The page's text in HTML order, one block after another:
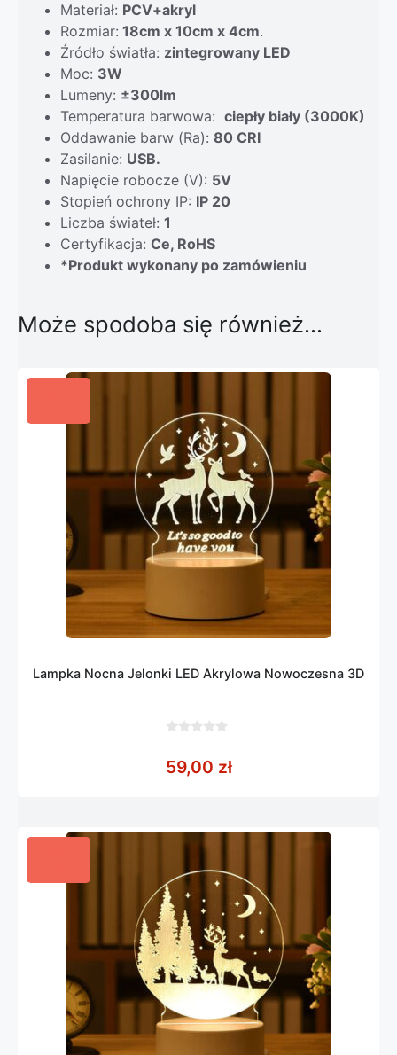
Materiał: PCV+akryl
Rozmiar: 18cm x 10cm x 4cm.
Źródło światła: zintegrowany LED
Moc: 3W
Lumeny: ±300lm
Temperatura barwowa: ciepły biały (3000K)
Oddawanie barw (Ra): 80 CRI
Zasilanie: USB.
Napięcie robocze (V): 5V
Stopień ochrony IP: IP 20
Liczba świateł: 1
Certyfikacja: Ce, RoHS
*Produkt wykonany po zamówieniu
Może spodoba się również…
Lampka Nocna Jelonki LED Akrylowa Nowoczesna 3D
5
59,00 zł